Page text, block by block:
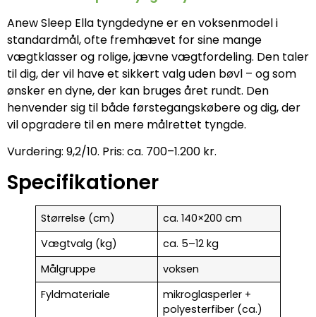
Anew Sleep Ella tyngdedyne er en voksenmodel i
standardmål, ofte fremhævet for sine mange
vægtklasser og rolige, jævne vægtfordeling. Den taler
til dig, der vil have et sikkert valg uden bøvl – og som
ønsker en dyne, der kan bruges året rundt. Den
henvender sig til både førstegangskøbere og dig, der
vil opgradere til en mere målrettet tyngde.
Vurdering: 9,2/10. Pris: ca. 700–1.200 kr.
Specifikationer
Størrelse (cm)
ca. 140×200 cm
Vægtvalg (kg)
ca. 5–12 kg
Målgruppe
voksen
Fyldmateriale
mikroglasperler +
polyesterfiber (ca.)